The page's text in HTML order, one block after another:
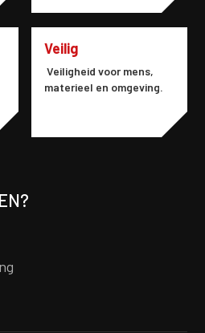
Veilig
Veiligheid voor mens,
materieel en omgeving.